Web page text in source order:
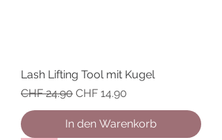
Lash Lifting Tool mit Kugel
Standardpreis
CHF 24.90 Sale-Preis
CHF 14.90
In den Warenkorb